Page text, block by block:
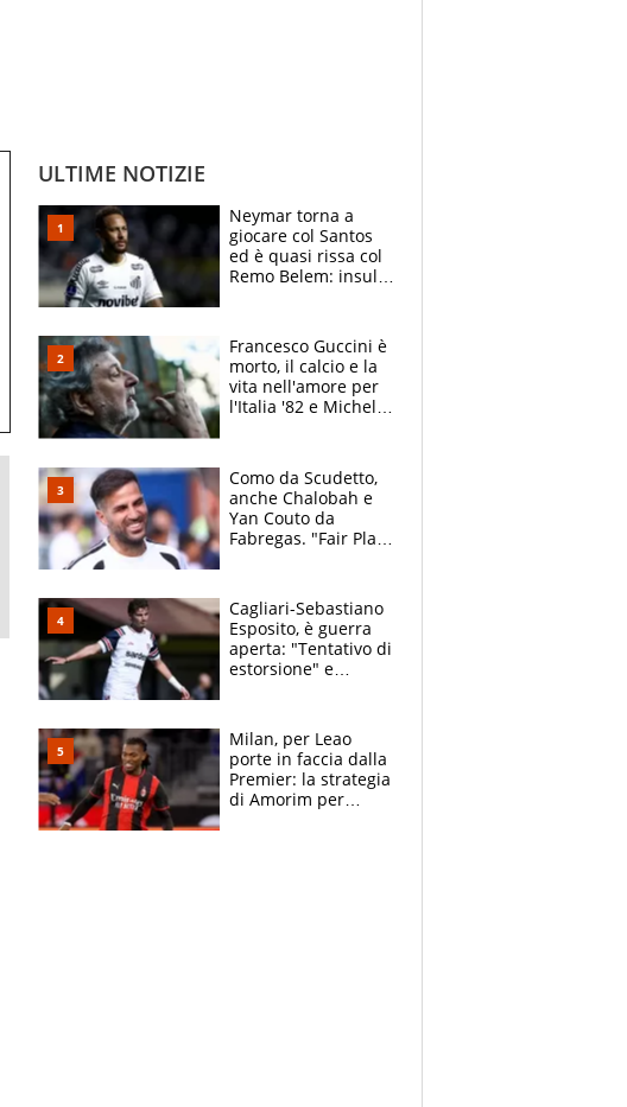
ULTIME NOTIZIE
Neymar torna a
giocare col Santos
ed è quasi rissa col
Remo Belem: insulti
Francesco Guccini è
morto, il calcio e la
vita nell'amore per
l'Italia '82 e Michel
e Juventus
Como da Scudetto,
anche Chalobah e
Yan Couto da
Fabregas. "Fair Play
multa"
Cagliari-Sebastiano
Esposito, è guerra
aperta: "Tentativo di
estorsione" e
Milan, per Leao
porte in faccia dalla
Premier: la strategia
di Amorim per